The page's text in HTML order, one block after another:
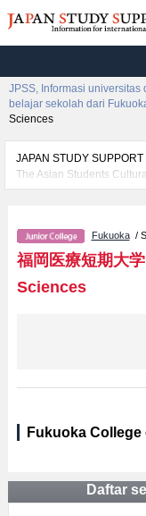
JPSS, Informasi
belajar sekolah dari
Sciences
JAPAN STUDY
The Asian Students
menyediakan informasi
mencakup informasi per
berguna bagi
pendaftar dan jumlah
informasi mengenai ujian
Fukuoka/
福岡医療短期大学
Sciences
Fukuoka
Daftar